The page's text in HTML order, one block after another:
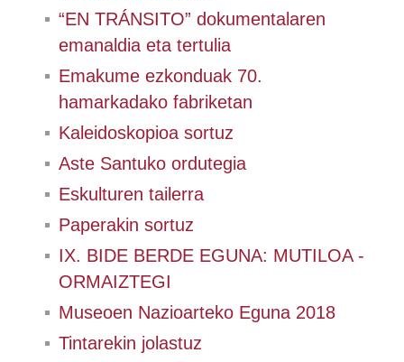
“EN TRÁNSITO” dokumentalaren
emanaldia eta tertulia
Emakume ezkonduak 70.
hamarkadako fabriketan
Kaleidoskopioa sortuz
Aste Santuko ordutegia
Eskulturen tailerra
Paperakin sortuz
IX. BIDE BERDE EGUNA: MUTILOA -
ORMAIZTEGI
Museoen Nazioarteko Eguna 2018
Tintarekin jolastuz